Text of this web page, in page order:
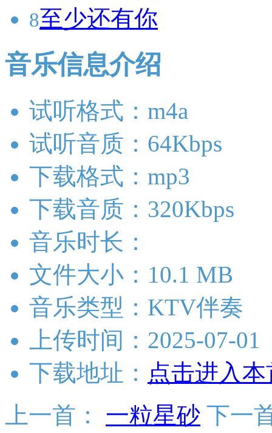
8至少还有你
音乐信息介绍
试听格式：m4a
试听音质：64Kbps
下载格式：mp3
下载音质：320Kbps
音乐时长：
文件大小：10.1 MB
音乐类型：KTV伴奏
上传时间：2025-07-01
下载地址： 点击进入
上一首：
一粒星砂 下一